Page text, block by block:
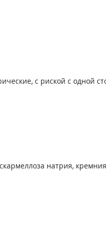
с риской с одной
натрия,